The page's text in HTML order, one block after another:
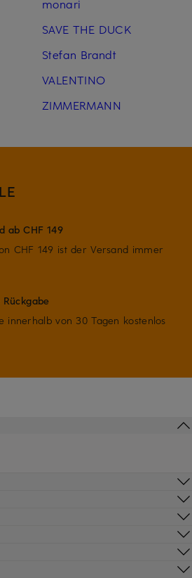
monari
SAVE THE DUCK
Stefan Brandt
VALENTINO
ZIMMERMANN
ab CHF 149
CHF 149 ist der Versand immer
innerhalb von 30 Tagen kostenlos